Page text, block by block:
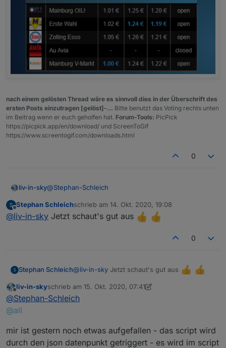
85ce-7270fc3e90ec":
{"status":"open","e5":1.219,"e10":1.169,"diesel
":1.019},"51d4b6b8-a095-1aa0-e100-
80009459e03a":
l":0.999},"91adc4bb-c19a-4f1f-aded-
c6a645bf6821":
{"status":"open","e5":1.239,"e10":1.189,"diese
{"status":"open","e5":1.239,"e10":1.189,"diese
l":1.039},"04052c37-16c0-4766-8b2c-
a78ba98388f7":
{"status":"open","e5":1.219,"e10":1.169,"diesel
":1.019}}}
nach einem gelösten Thread wäre es sinnvoll dies in der Überschrift des
ersten Posts einzutragen [gelöst]-... Bitte benutzt das Voting rechts unten
im Beitrag wenn er euch geholfen hat. Forum-Tools: PicPick
https://picpick.app/en/download/ und ScreenToGif
https://www.screentogif.com/downloads.html
0
liv-in-sky@Stephan-Schleich
testest du bitte mal die neue version im ersten post -
bei mir funktioniert es
Offline
Stephan Schleichschrieb am 14. Okt. 2020, 19:08
zuletzt editiert von
@liv-in-sky Jetzt schaut's gut aus
0
Stephan Schleich@liv-in-sky Jetzt schaut's gut aus
Offline
liv-in-skyschrieb am 15. Okt. 2020, 07:41
zuletzt editiert von liv-in-sky
@Stephan-Schleich
@all
mir ist gestern noch etwas aufgefallen - das script wird
durch den json datenpunkt getriggert - es wird im script